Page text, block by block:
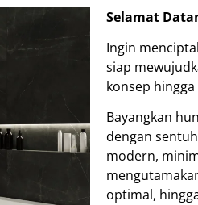
Selamat
Ingin
siap
konsep hingga
Bayangkan
dengan
modern,
optimal,